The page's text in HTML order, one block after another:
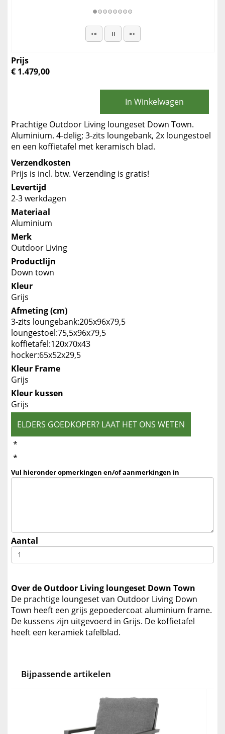
Prijs
€ 1.479,00
In Winkelwagen
Prachtige Outdoor Living loungeset Down Town.
Aluminium. 4-delig; 3-zits loungebank, 2x loungestoel
en een koffietafel met keramisch blad.
Verzendkosten
Prijs is incl. btw. Verzending is gratis!
Levertijd
2-3 werkdagen
Materiaal
Aluminium
Merk
Outdoor Living
Productlijn
Down town
Kleur
Grijs
Afmeting (cm)
3-zits loungebank:205x96x79,5
loungestoel:75,5x96x79,5
koffietafel:120x70x43
hocker:65x52x29,5
Kleur Frame
Grijs
Kleur kussen
Grijs
ELDERS GOEDKOPER? LAAT HET ONS WETEN
*
*
Vul hieronder opmerkingen en/of aanmerkingen in
Aantal
Over de Outdoor Living loungeset Down Town
De prachtige loungeset van Outdoor Living Down
Town heeft een grijs gepoedercoat aluminium frame.
De kussens zijn uitgevoerd in Grijs. De koffietafel
heeft een keramiek tafelblad.
Bijpassende artikelen